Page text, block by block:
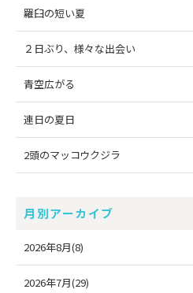
羅臼の短い夏
２日ぶり、様々な出会い
青空広がる
連日の夏日
2頭のマッコウクジラ
月別アーカイブ
2026年8月(8)
2026年7月(29)